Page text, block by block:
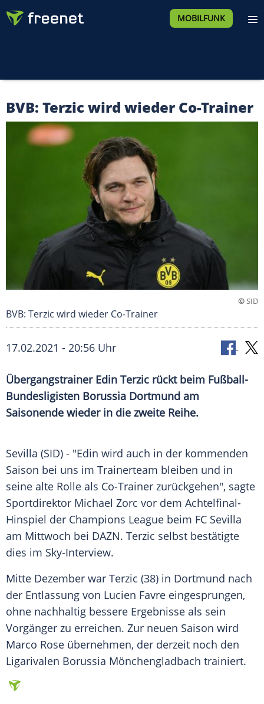
MOBILFUNK
BVB: Terzic wird wieder Co-Trainer
©SID
BVB: Terzic wird wieder Co-Trainer
17.02.2021 - 20:56 Uhr
Übergangstrainer Edin Terzic rückt beim Fußball-
Bundesligisten Borussia Dortmund am
Saisonende wieder in die zweite Reihe.
Sevilla (SID) - "Edin wird auch in der kommenden
Saison bei uns im Trainerteam bleiben und in
seine alte Rolle als Co-Trainer zurückgehen", sagte
Sportdirektor Michael Zorc vor dem Achtelfinal-
Hinspiel der Champions League beim FC Sevilla
am Mittwoch bei DAZN. Terzic selbst bestätigte
dies im Sky-Interview.
Mitte Dezember war Terzic (38) in Dortmund nach
der Entlassung von Lucien Favre eingesprungen,
ohne nachhaltig bessere Ergebnisse als sein
Vorgänger zu erreichen. Zur neuen Saison wird
Marco Rose übernehmen, der derzeit noch den
Ligarivalen Borussia Mönchengladbach trainiert.